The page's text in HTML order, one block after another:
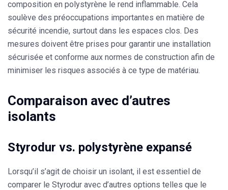
composition en polystyrène le rend inflammable. Cela
soulève des préoccupations importantes en matière de
sécurité incendie, surtout dans les espaces clos. Des
mesures doivent être prises pour garantir une installation
sécurisée et conforme aux normes de construction afin de
minimiser les risques associés à ce type de matériau.
Comparaison avec d’autres
isolants
Styrodur vs. polystyrène expansé
Lorsqu’il s’agit de choisir un isolant, il est essentiel de
comparer le Styrodur avec d’autres options telles que le